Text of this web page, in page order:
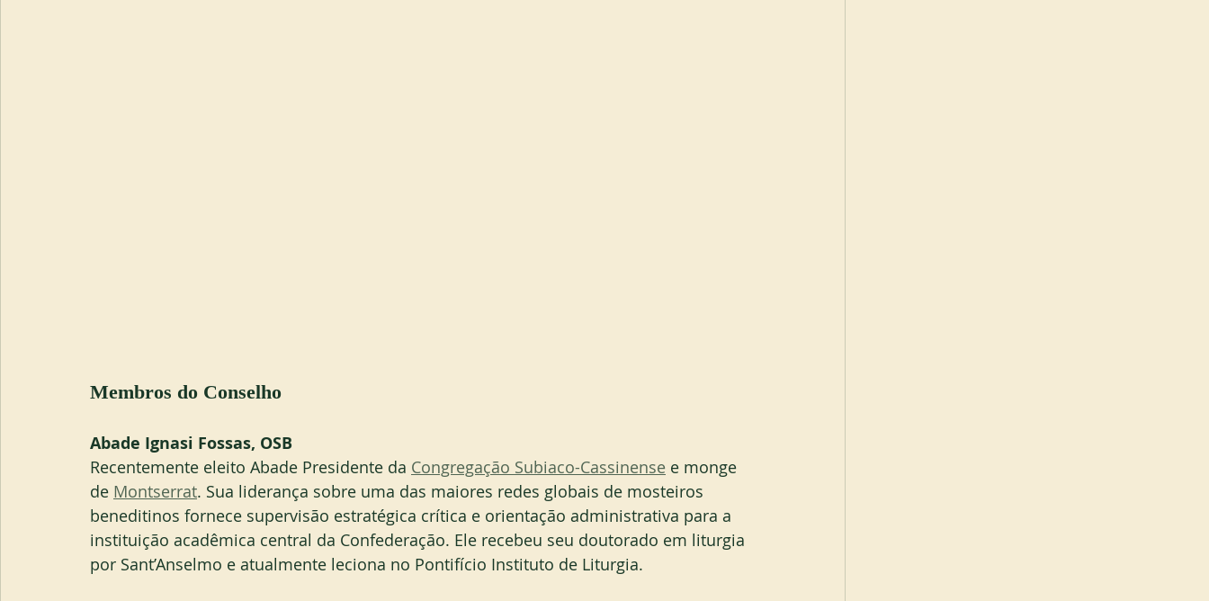
Membros do Conselho
Abade Ignasi Fossas, OSB
Recentemente eleito Abade Presidente da Congregação Subiaco-Cassinense e monge
de Montserrat. Sua liderança sobre uma das maiores redes globais de mosteiros
beneditinos fornece supervisão estratégica crítica e orientação administrativa para a
instituição acadêmica central da Confederação. Ele recebeu seu doutorado em liturgia
por Sant’Anselmo e atualmente leciona no Pontifício Instituto de Liturgia.